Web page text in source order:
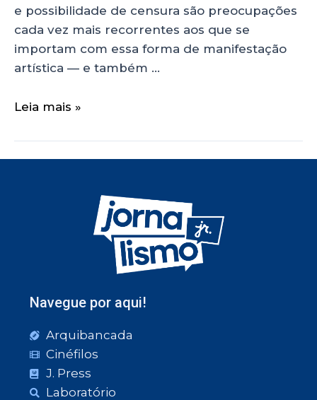
e possibilidade de censura são preocupações
cada vez mais recorrentes aos que se
importam com essa forma de manifestação
artística — e também …
Leia mais »
Navegue por aqui!
Arquibancada
Cinéfilos
J. Press
Laboratório